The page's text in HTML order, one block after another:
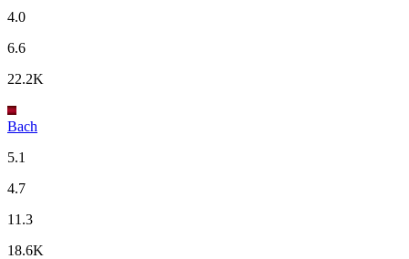
4.0
6.6
22.2K
Bach
5.1
4.7
11.3
18.6K